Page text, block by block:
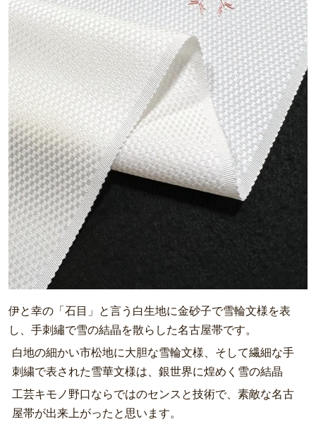
伊と幸の「石目」と言う白生地に金砂子で雪輪文様を表
し、手刺繡で雪の結晶を散らした名古屋帯です。
白地の細かい市松地に大胆な雪輪文様、そして繊細な手
刺繍で表された雪華文様は、銀世界に煌めく雪の結晶
工芸キモノ野口ならではのセンスと技術で、素敵な名古
屋帯が出来上がったと思います。